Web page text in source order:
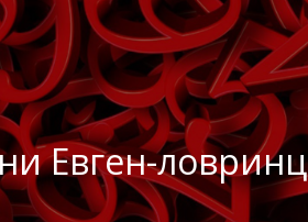
Евген-ловринц